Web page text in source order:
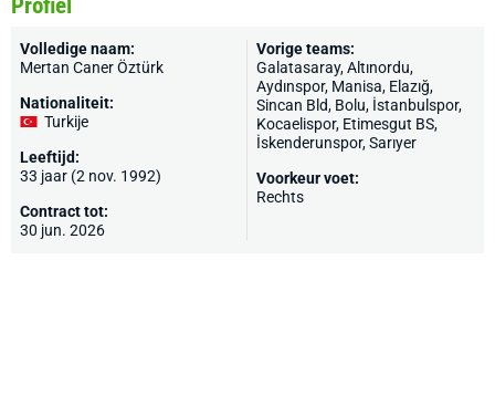
Profiel
Volledige naam:
Mertan Caner Öztürk
Nationaliteit:
Turkije
Leeftijd:
33 jaar (2 nov. 1992)
Contract tot:
30 jun. 2026
Vorige teams:
Galatasaray, Altınordu,
Aydınspor, Manisa, Elazığ,
Sincan Bld, Bolu, İstanbulspor,
Kocaelispor, Etimesgut BS,
İskenderunspor, Sarıyer
Voorkeur voet:
Rechts